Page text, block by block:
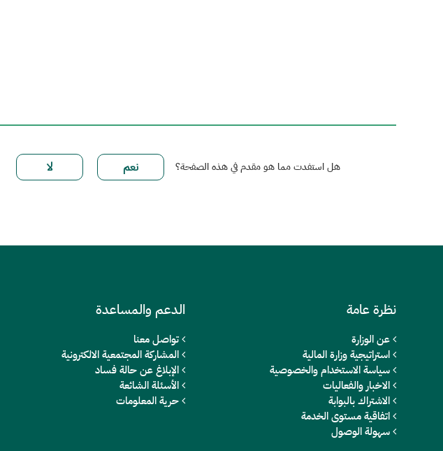
هل استفدت مما هو مقدم في هذه الصفحة؟
نظرة عامة
عن الوزارة
استراتيجية وزارة المالية
سياسة الاستخدام والخصوصية
الاخبار والفعاليات
الاشتراك بالبوابة
اتفاقية مستوى الخدمة
سهولة الوصول
الدعم والمساعدة
تواصل معنا
المشاركة المجتمعية الالكترونية
الإبلاغ عن حالة فساد
الأسئلة الشائعة
حرية المعلومات